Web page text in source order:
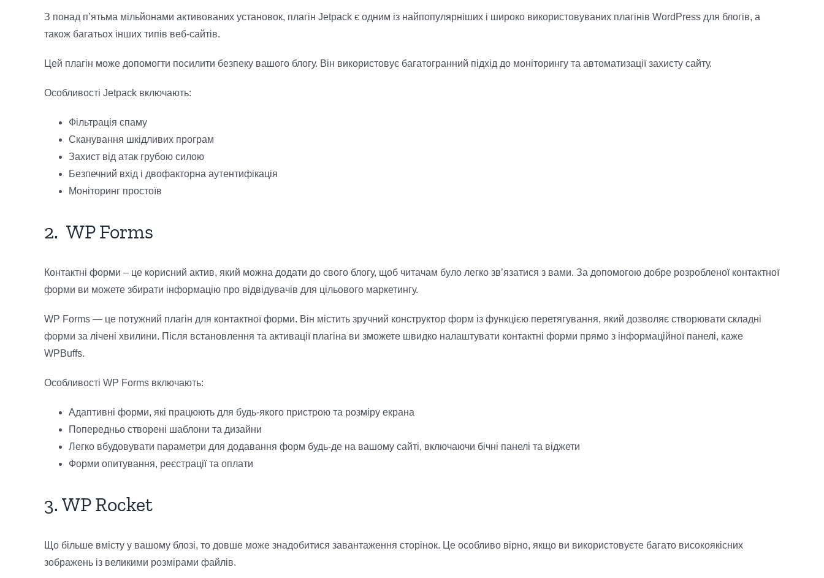
З понад п’ятьма мільйонами активованих установок, плагін Jetpack є одним із найпопулярніших і широко використовуваних плагінів WordPress для блогів, а
також багатьох інших типів веб-сайтів.
Цей плагін може допомогти посилити безпеку вашого блогу. Він використовує багатогранний підхід до моніторингу та автоматизації захисту сайту.
Особливості Jetpack включають:
Фільтрація спаму
Сканування шкідливих програм
Захист від атак грубою силою
Безпечний вхід і двофакторна аутентифікація
Моніторинг простоїв
2. WP Forms
Контактні форми – це корисний актив, який можна додати до свого блогу, щоб читачам було легко зв’язатися з вами. За допомогою добре розробленої контактної
форми ви можете збирати інформацію про відвідувачів для цільового маркетингу.
WP Forms — це потужний плагін для контактної форми. Він містить зручний конструктор форм із функцією перетягування, який дозволяє створювати складні
форми за лічені хвилини. Після встановлення та активації плагіна ви зможете швидко налаштувати контактні форми прямо з інформаційної панелі, каже
WPBuffs.
Особливості WP Forms включають:
Адаптивні форми, які працюють для будь-якого пристрою та розміру екрана
Попередньо створені шаблони та дизайни
Легко вбудовувати параметри для додавання форм будь-де на вашому сайті, включаючи бічні панелі та віджети
Форми опитування, реєстрації та оплати
3. WP Rocket
Що більше вмісту у вашому блозі, то довше може знадобитися завантаження сторінок. Це особливо вірно, якщо ви використовуєте багато високоякісних
зображень із великими розмірами файлів.